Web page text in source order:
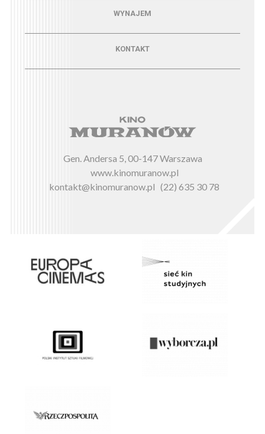
Menu - wynajemWYNAJEM
KONTAKT
Gen. Andersa 5, 00-147 Warszawa
www.kinomuranow.pl
kontakt@kinomuranow.pl (22) 635 30 78